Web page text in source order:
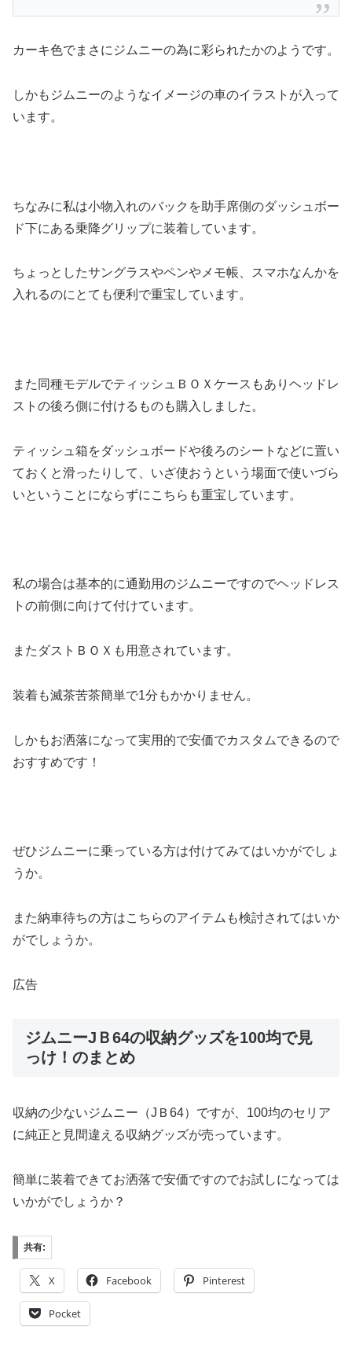
カーキ色でまさにジムニーの為に彩られたかのようです。
しかもジムニーのようなイメージの車のイラストが入って
います。
ちなみに私は小物入れのバックを助手席側のダッシュボー
ド下にある乗降グリップに装着しています。
ちょっとしたサングラスやペンやメモ帳、スマホなんかを
入れるのにとても便利で重宝しています。
また同種モデルでティッシュＢＯＸケースもありヘッドレ
ストの後ろ側に付けるものも購入しました。
ティッシュ箱をダッシュボードや後ろのシートなどに置い
ておくと滑ったりして、いざ使おうという場面で使いづら
いということにならずにこちらも重宝しています。
私の場合は基本的に通勤用のジムニーですのでヘッドレス
トの前側に向けて付けています。
またダストＢＯＸも用意されています。
装着も滅茶苦茶簡単で1分もかかりません。
しかもお洒落になって実用的で安価でカスタムできるので
おすすめです！
ぜひジムニーに乗っている方は付けてみてはいかがでしょ
うか。
また納車待ちの方はこちらのアイテムも検討されてはいか
がでしょうか。
広告
ジムニーJＢ64の収納グッズを100均で見
っけ！のまとめ
収納の少ないジムニー（JＢ64）ですが、100均のセリア
に純正と見間違える収納グッズが売っています。
簡単に装着できてお洒落で安価ですのでお試しになっては
いかがでしょうか？
共有:
X Facebook Pinterest
Pocket